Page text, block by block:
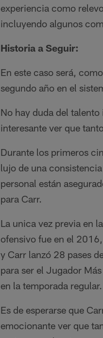
experiencia como
incluyendo algunos
Historia a Seguir:
En este caso será,
segundo año en el
No hay duda del
interesante ver que
Durante los primeros
lujo de una
personal están
para Carr.
La unica vez previa en
ofensivo fue en el
y Carr lanzó 28 pases
para ser el Jugador
en la temporada regular.
Es de esperarse que
emocionante ver que